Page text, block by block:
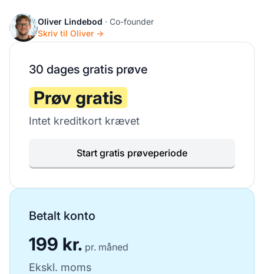
Oliver Lindebod · Co-founder
Skriv til Oliver →
30 dages gratis prøve
Prøv gratis
Intet kreditkort krævet
Start gratis prøveperiode
Betalt konto
199 kr. pr. måned
Ekskl. moms